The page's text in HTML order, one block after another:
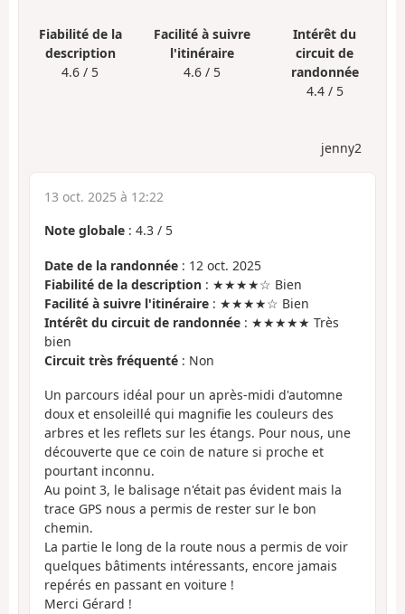
Fiabilité de la
description
4.6 / 5
Facilité à suivre
l'itinéraire
4.6 / 5
Intérêt du
circuit de
randonnée
4.4 / 5
jenny2
13 oct. 2025 à 12:22
Note globale : 4.3 / 5
Date de la randonnée : 12 oct. 2025
Fiabilité de la description : ★★★★☆ Bien
Facilité à suivre l'itinéraire : ★★★★☆ Bien
Intérêt du circuit de randonnée : ★★★★★ Très
bien
Circuit très fréquenté : Non
Un parcours idéal pour un après-midi d'automne
doux et ensoleillé qui magnifie les couleurs des
arbres et les reflets sur les étangs. Pour nous, une
découverte que ce coin de nature si proche et
pourtant inconnu.
Au point 3, le balisage n'était pas évident mais la
trace GPS nous a permis de rester sur le bon
chemin.
La partie le long de la route nous a permis de voir
quelques bâtiments intéressants, encore jamais
repérés en passant en voiture !
Merci Gérard !